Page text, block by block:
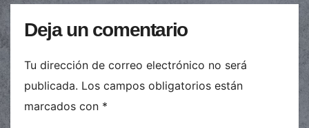
Deja un comentario
Tu dirección de correo electrónico no será
publicada. Los campos obligatorios están
marcados con *